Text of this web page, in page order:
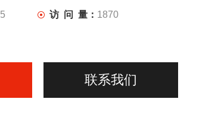
访 问 量： 1870
联系我们